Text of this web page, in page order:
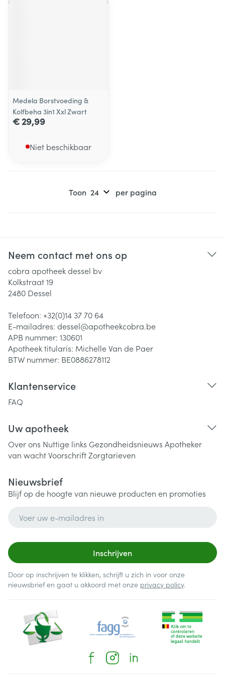
Medela Borstvoeding &
Kolfbeha 3in1 Xxl Zwart
€ 29,99
Niet beschikbaar
Toon per pagina
Neem contact met ons op
cobra apotheek dessel bv
Kolkstraat 19
2480 Dessel
Telefoon: +32(0)14 37 70 64
E-mailadres: dessel@apotheekcobra.be
APB nummer: 130601
Apotheek titularis: Michelle Van de Paer
BTW nummer: BE0886278112
Klantenservice
FAQ
Uw apotheek
Over ons Nuttige links Gezondheidsnieuws Apotheker
van wachtVoorschriftZorgtarieven
Nieuwsbrief
Blijf op de hoogte van nieuwe producten en promoties
Inschrijven
Door op inschrijven te klikken, schrijft u zich in voor onze
nieuwsbrief en gaat u akkoord met onze privacy policy.